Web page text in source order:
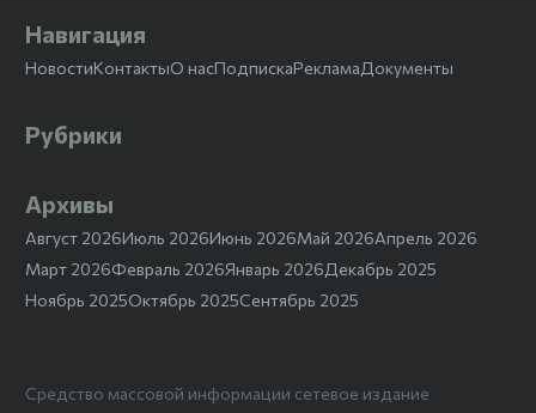
Навигация
НовостиКонтактыО насПодпискаРекламаДокументы
Рубрики
Архивы
Август 2026Июль 2026Июнь 2026Май 2026Апрель 2026
Март 2026Февраль 2026Январь 2026Декабрь 2025
Ноябрь 2025Октябрь 2025Сентябрь 2025
Средство массовой информации сетевое издание